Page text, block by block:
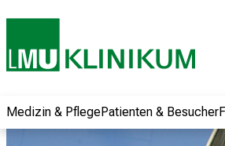
Medizin & PflegePatienten & Besucher
Informationen zu
Jobs, Ausbildungen
Weiterbildungen.
Kommen Sie